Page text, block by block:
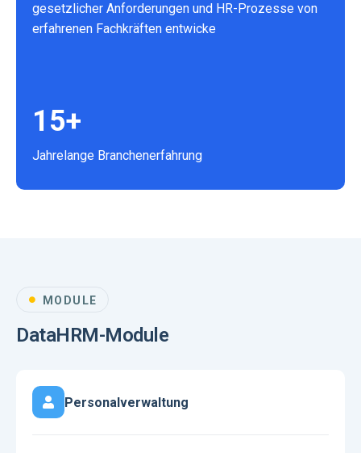
gesetzlicher Anforderungen und HR-Prozesse von
erfahrenen Fachkräften entwicke
15+
Jahrelange Branchenerfahrung
MODULE
DataHRM-Module
Personalverwaltung